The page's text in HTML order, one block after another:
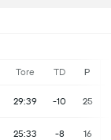
Tore TD P
29:39 -10 25
25:33 -8 16